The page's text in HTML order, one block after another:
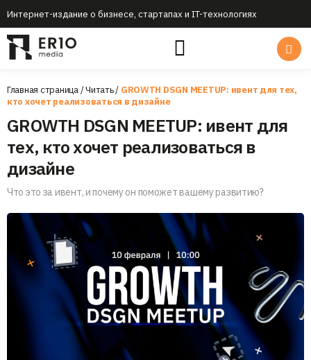
Интернет-издание о бизнесе, стартапах и IT-технологиях
Главная страница/Читать/ GROWTH DSGN MEETUP: ивент для тех,
кто хочет реализоваться в дизайне
GROWTH DSGN MEETUP: ивент для
тех, кто хочет реализоваться в
дизайне
Что это за ивент, и почему он поможет вашему развитию?